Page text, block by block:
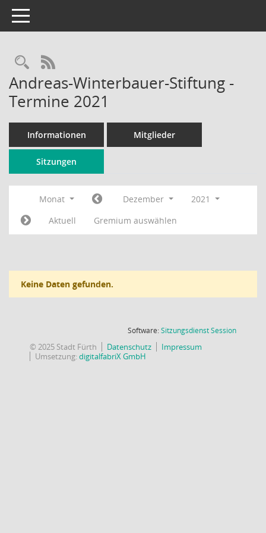
Toggle navigation
Rechercheauswahl
RSS-Feed
Andreas-Winterbauer-Stiftung -
Termine 2021
Informationen Mitglieder
Sitzungen
Monat Dezember
2021
Aktuell
Gremium auswählen
Keine Daten gefunden.
Software:SitzungsdienstSession(Wird in
© 2025 Stadt Fürth Datenschutz
Impressum
Umsetzung:digitalfabriX GmbH